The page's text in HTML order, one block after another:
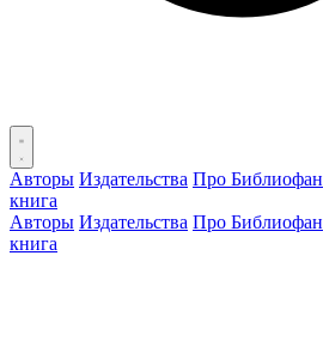
Авторы Издательства Про Библиофан
книга
Авторы Издательства Про Библиофан
книга